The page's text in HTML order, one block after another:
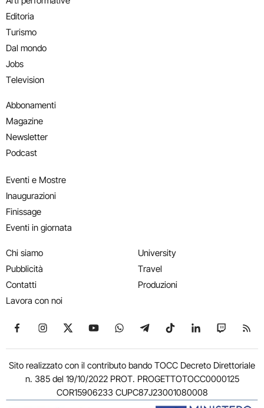
Editoria
Turismo
Dal mondo
Jobs
Television
Abbonamenti
Magazine
Newsletter
Podcast
Eventi e Mostre
Inaugurazioni
Finissage
Eventi in giornata
Chi siamo
Pubblicità
Contatti
Lavora con noi
University
Travel
Produzioni
Seguici su Facebook
Seguici su Instagram
Seguici su X
Seguici su YouTube
Seguici su WhatsApp
Seguici su Telegram
Seguici su TikTok
Seguici su
Seguici
Sito realizzato con il contributo bando TOCC Decreto Direttoriale
n. 385 del 19/10/2022 PROT. PROGETTOTOCC0000125
COR15906233 CUPC87J23001080008